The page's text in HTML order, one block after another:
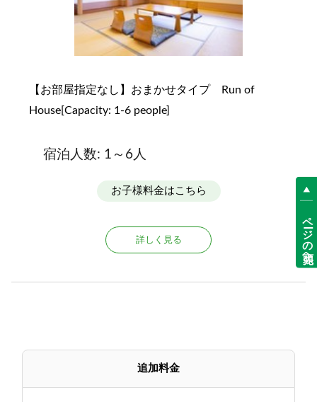
（8時～21時）。
■ 全館Free Wi-Fi ■
■ 送迎について ■
おります。
【お部屋指定なし】おまかせタイプ Run of
House[Capacity: 1-6 people]
宿泊人数: 1～6人
お子様料金はこちら
詳しく見る
追加料金
ページの先頭へ